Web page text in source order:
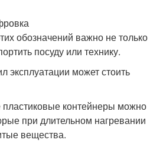
обозначений важно не только
посуду или технику.
эксплуатации может стоить
контейнеры можно
при длительном нагревании
вещества.